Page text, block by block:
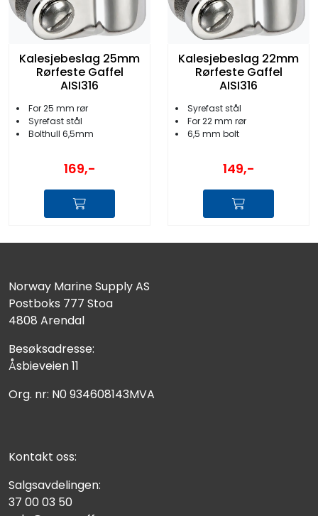
Kalesjebeslag 25mm
Rørfeste Gaffel
AISI316
For 25 mm rør
Syrefast stål
Bolthull 6,5mm
169,-
Kalesjebeslag 22mm
Rørfeste Gaffel
AISI316
Syrefast stål
For 22 mm rør
6,5 mm bolt
149,-
Norway Marine Supply AS
Postboks 777 Stoa
4808 Arendal
Besøksadresse:
Åsbieveien 11
Org. nr: N0 934608143MVA
Kontakt oss:
Salgsavdelingen:
37 00 03 50